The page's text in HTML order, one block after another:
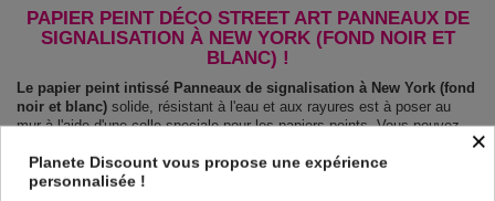
PAPIER PEINT DÉCO STREET ART PANNEAUX DE
SIGNALISATION À NEW YORK (FOND NOIR ET
BLANC) !
Le papier peint intissé Panneaux de signalisation à New York (fond
noir et blanc) solide, résistant à l'eau et aux rayures est à poser au
mur à l'aide d'une colle speciale pour les papiers peints. Vous pouvez
Le Papier peint intissé Street art Panneaux de signalisation à New
York (fond noir et blanc)
×
Planete Discount vous propose une expérience
personnalisée !